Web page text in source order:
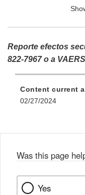
Reporte efectos
822-7967 o a VAERS
Content current
02/27/2024
Was this page
Yes